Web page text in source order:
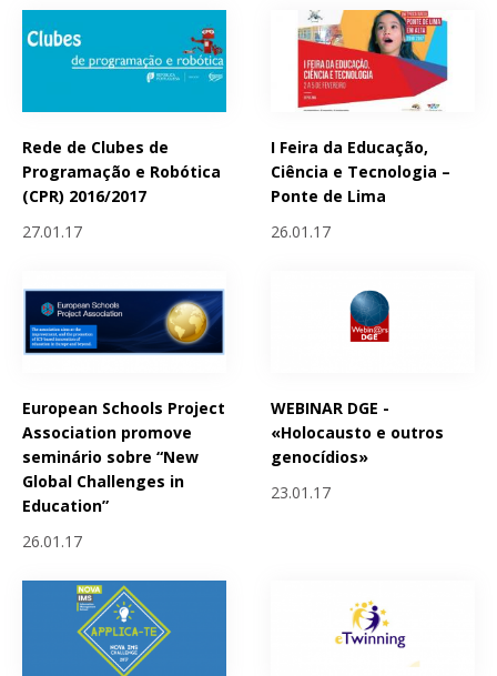
Rede de Clubes de
Programação e Robótica
(CPR) 2016/2017
27.01.17
I Feira da Educação,
Ciência e Tecnologia –
Ponte de Lima
26.01.17
European Schools Project
Association promove
seminário sobre “New
Global Challenges in
Education”
26.01.17
WEBINAR DGE -
«Holocausto e outros
genocídios»
23.01.17
Páginas